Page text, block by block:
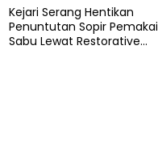
Kejari Serang Hentikan
Penuntutan Sopir Pemakai
Sabu Lewat Restorative